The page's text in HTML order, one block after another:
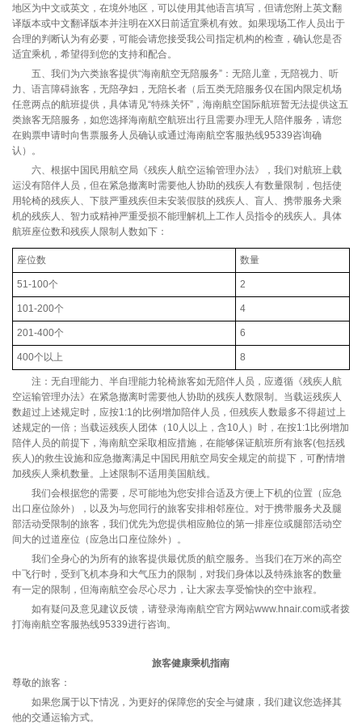
地区为中文或英文，在境外地区，可以使用其他语言填写，但请您附上英文翻
译版本或中文翻译版本并注明在XX日前适宜乘机有效。如果现场工作人员出于
合理的判断认为有必要，可能会请您接受我公司指定机构的检查，确认您是否
适宜乘机，希望得到您的支持和配合。
五、我们为六类旅客提供“海南航空无陪服务”：无陪儿童，无陪视力、听
力、语言障碍旅客，无陪孕妇，无陪长者（后五类无陪服务仅在国内限定机场
任意两点的航班提供，具体请见“特殊关怀”，海南航空国际航班暂无法提供这五
类旅客无陪服务，如您选择海南航空航班出行且需要办理无人陪伴服务，请您
在购票申请时向售票服务人员确认或通过海南航空客服热线95339咨询确
认）。
六、根据中国民用航空局《残疾人航空运输管理办法》，我们对航班上载
运没有陪伴人员，但在紧急撤离时需要他人协助的残疾人有数量限制，包括使
用轮椅的残疾人、下肢严重残疾但未安装假肢的残疾人、盲人、携带服务犬乘
机的残疾人、智力或精神严重受损不能理解机上工作人员指令的残疾人。具体
航班座位数和残疾人限制人数如下：
座位数 数量
51-100个 2
101-200个 4
201-400个 6
400个以上 8
注：无自理能力、半自理能力轮椅旅客如无陪伴人员，应遵循《残疾人航
空运输管理办法》在紧急撤离时需要他人协助的残疾人数限制。当载运残疾人
数超过上述规定时，应按1:1的比例增加陪伴人员，但残疾人数最多不得超过上
述规定的一倍；当载运残疾人团体（10人以上，含10人）时，在按1:1比例增加
陪伴人员的前提下，海南航空采取相应措施，在能够保证航班所有旅客(包括残
疾人)的救生设施和应急撤离满足中国民用航空局安全规定的前提下，可酌情增
加残疾人乘机数量。上述限制不适用美国航线。
我们会根据您的需要，尽可能地为您安排合适及方便上下机的位置（应急
出口座位除外），以及为与您同行的旅客安排相邻座位。对于携带服务犬及腿
部活动受限制的旅客，我们优先为您提供相应舱位的第一排座位或腿部活动空
间大的过道座位（应急出口座位除外）。
我们全身心的为所有的旅客提供最优质的航空服务。当我们在万米的高空
中飞行时，受到飞机本身和大气压力的限制，对我们身体以及特殊旅客的数量
有一定的限制，但海南航空会尽心尽力，让大家去享受愉快的空中旅程。
如有疑问及意见建议反馈，请登录海南航空官方网站www.hnair.com或者拨
打海南航空客服热线95339进行咨询。
旅客健康乘机指南
尊敬的旅客：
如果您属于以下情况，为更好的保障您的安全与健康，我们建议您选择其
他的交通运输方式。